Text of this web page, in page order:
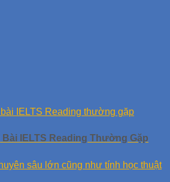
IELTS Reading Thường Gặp
sâu lớn cũng như tính học thuật